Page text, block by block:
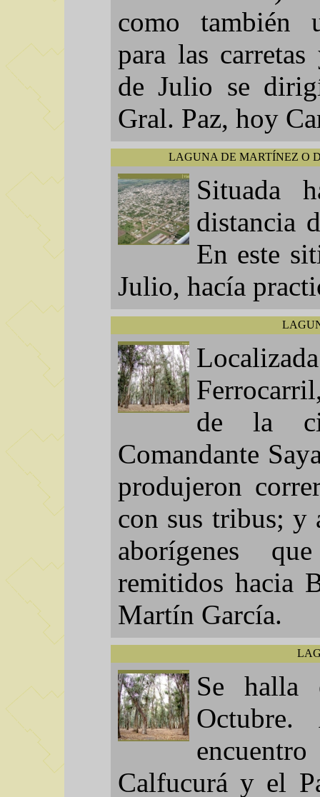
como también
para las
de Julio se
Gral. Paz, hoy
LAGUNA DE MARTÍNEZ O
Situada
distancia
En este
Julio, hacía
de la
Comandante
produjeron
con sus tribus; y
aborígenes
remitidos hacia
Martín García.
Se halla
Calfucurá y el